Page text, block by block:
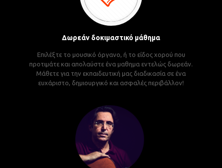
Δωρεάν δοκιμαστικό μάθημα
Επιλέξτε το μουσικό όργανο, ή το είδος χορού που
προτιμάτε και απολαύστε ένα μαθημα εντελώς δωρεάν.
Μάθετε για την εκπαιδευτική μας διαδικασία σε ένα
ευχάριστο, δημιουργικό και ασφαλές περιβάλλον!